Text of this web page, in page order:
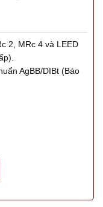
2, MRc 4 và LEED
AgBB/DIBt (Báo